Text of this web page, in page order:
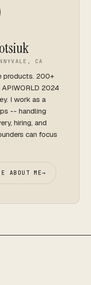
CA
products. 200+
2024
I work as a
-- handling
hiring, and
can focus
ABOUT ME→